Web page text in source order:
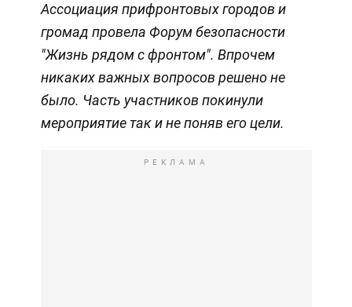
Ассоциация прифронтовых городов и
громад провела Форум безопасности
"Жизнь рядом с фронтом". Впрочем
никаких важных вопросов решено не
было. Часть участников покинули
мероприятие так и не поняв его цели.
РЕКЛАМА